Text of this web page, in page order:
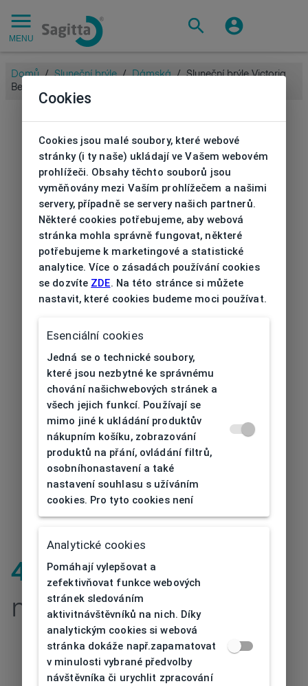
MENU
Domů / Sluneční brýle / Dámská / Sluneční brýle Victoria
Beckham
404| Stránka
nenalezena
Cookies
Cookies jsou malé soubory, které webové
stránky (i ty naše) ukládají ve Vašem webovém
prohlížeči. Obsahy těchto souborů jsou
vyměňovány mezi Vaším prohlížečem a našimi
servery, případně se servery našich partnerů.
Některé cookies potřebujeme, aby webová
stránka mohla správně fungovat, některé
potřebujeme k marketingové a statistické
analytice. Více o zásadách používání cookies
se dozvíte ZDE. Na této stránce si můžete
nastavit, které cookies budeme moci používat.
Esenciální cookies
Jedná se o technické soubory,
které jsou nezbytné ke správnému
chování našichwebových stránek a
všech jejich funkcí. Používají se
mimo jiné k ukládání produktův
nákupním košíku, zobrazování
produktů na přání, ovládání filtrů,
osobníhonastavení a také
nastavení souhlasu s užíváním
cookies. Pro tyto cookies není
Analytické cookies
Pomáhají vylepšovat a
zefektivňovat funkce webových
stránek sledováním
aktivitnávštěvníků na nich. Díky
analytickým cookies si webová
stránka dokáže např.zapamatovat
v minulosti vybrané předvolby
návštěvníka či urychlit zpracování